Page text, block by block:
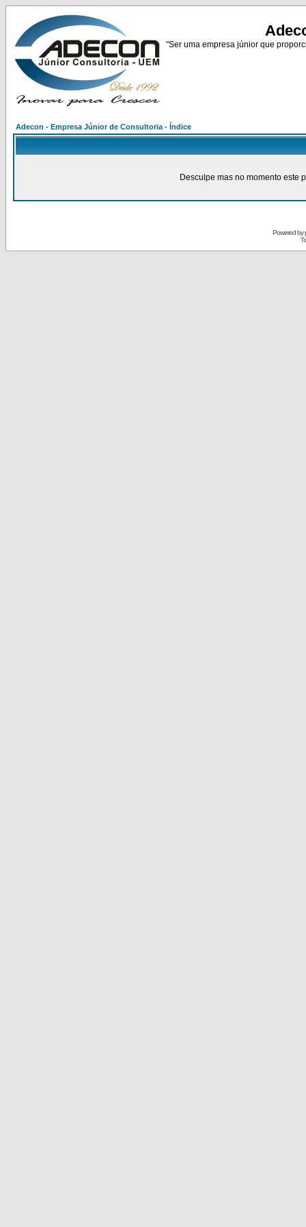
"Ser uma empresa júnior que
Adecon - Empresa Júnior de Consultoria - Índice
Desculpe mas no momento este
Powered by